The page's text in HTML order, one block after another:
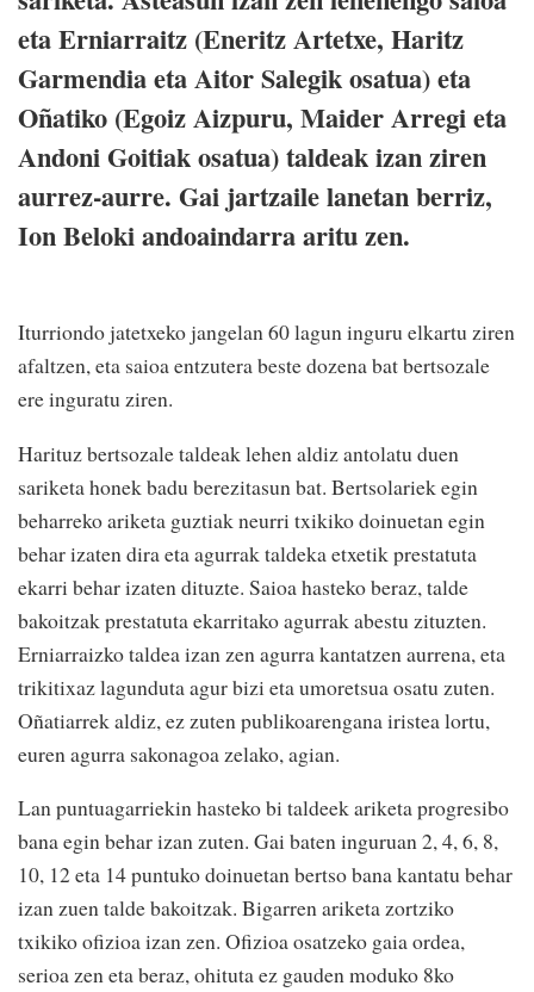
eta Erniarraitz (Eneritz Artetxe, Haritz
Garmendia eta Aitor Salegik osatua) eta
Oñatiko (Egoiz Aizpuru, Maider Arregi eta
Andoni Goitiak osatua) taldeak izan ziren
aurrez-aurre. Gai jartzaile lanetan berriz,
Ion Beloki andoaindarra aritu zen.
Iturriondo jatetxeko jangelan 60 lagun inguru elkartu ziren
afaltzen, eta saioa entzutera beste dozena bat bertsozale
ere inguratu ziren.
Harituz bertsozale taldeak lehen aldiz antolatu duen
sariketa honek badu berezitasun bat. Bertsolariek egin
beharreko ariketa guztiak neurri txikiko doinuetan egin
behar izaten dira eta agurrak taldeka etxetik prestatuta
ekarri behar izaten dituzte. Saioa hasteko beraz, talde
bakoitzak prestatuta ekarritako agurrak abestu zituzten.
Erniarraizko taldea izan zen agurra kantatzen aurrena, eta
trikitixaz lagunduta agur bizi eta umoretsua osatu zuten.
Oñatiarrek aldiz, ez zuten publikoarengana iristea lortu,
euren agurra sakonagoa zelako, agian.
Lan puntuagarriekin hasteko bi taldeek ariketa progresibo
bana egin behar izan zuten. Gai baten inguruan 2, 4, 6, 8,
10, 12 eta 14 puntuko doinuetan bertso bana kantatu behar
izan zuen talde bakoitzak. Bigarren ariketa zortziko
txikiko ofizioa izan zen. Ofizioa osatzeko gaia ordea,
serioa zen eta beraz, ohituta ez gauden moduko 8ko